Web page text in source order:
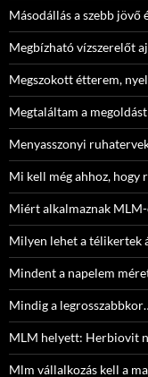
Másodállás a szebb jövő
Megbízható vízszerelőt
Megszokott étterem,
Megtaláltam a
Menyasszonyi
Mi kell még ahhoz, hogy
Miért alkalmaznak
Milyen lehet a télikertek
Mindent a napelem
Mindig a
MLM helyett: Herbiovit
Mlm vállalkozás kell a